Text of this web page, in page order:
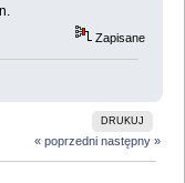
Zapisane
DRUKUJ
« poprzedni następny »